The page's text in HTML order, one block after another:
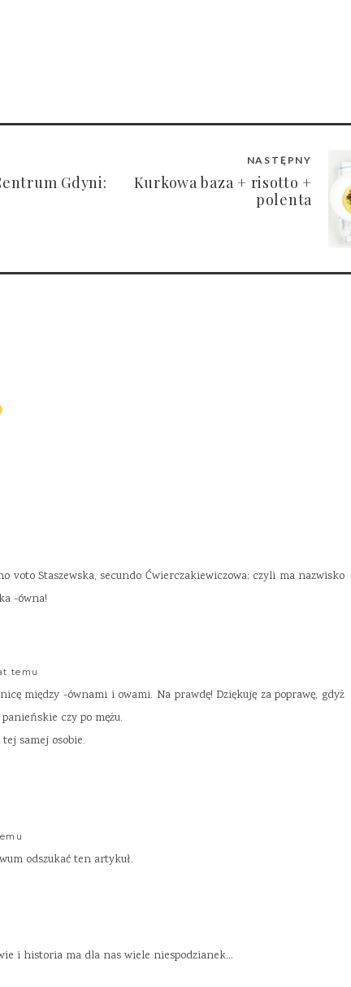
Gdyni:
NASTĘPNY
Kurkowa baza + risotto +
polenta
voto Staszewska, secundo Ćwierczakiewiczowa; czyli ma nazwisko
-ówna!
temu
między -ównami i owami. Na prawdę! Dziękuję za poprawę, gdyż
czy po mężu.
samej osobie.
odszukać ten artykuł.
i historia ma dla nas wiele niespodzianek…